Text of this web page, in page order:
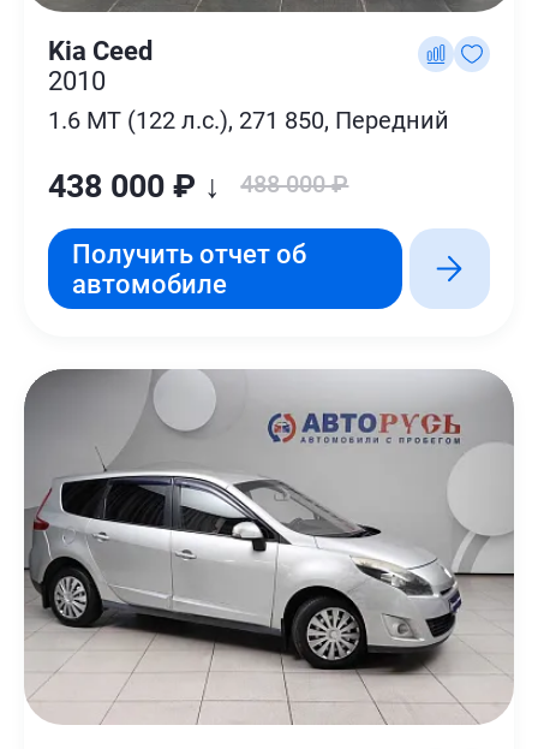
Kia Ceed
2010
1.6 MT (122 л.с.), 271 850, Передний
438 000 ₽ ↓ 488 000 ₽
Получить отчет об
автомобиле